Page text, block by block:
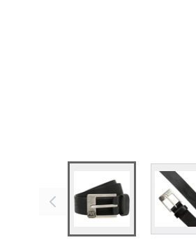
View larger image